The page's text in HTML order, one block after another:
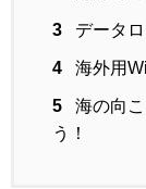
3 データ
4 海外用
5
海の向
う！